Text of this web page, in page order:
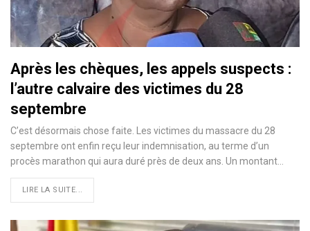
Après les chèques, les appels suspects :
l’autre calvaire des victimes du 28
septembre
C’est désormais chose faite. Les victimes du massacre du 28
septembre ont enfin reçu leur indemnisation, au terme d’un
procès marathon qui aura duré près de deux ans. Un montant…
LIRE LA SUITE...